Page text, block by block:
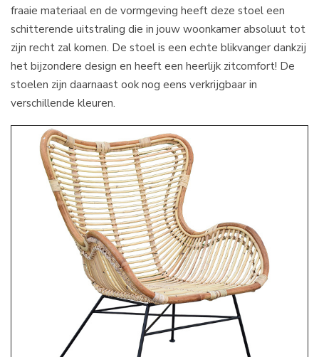
fraaie materiaal en de vormgeving heeft deze stoel een
schitterende uitstraling die in jouw woonkamer absoluut tot
zijn recht zal komen. De stoel is een echte blikvanger dankzij
het bijzondere design en heeft een heerlijk zitcomfort! De
stoelen zijn daarnaast ook nog eens verkrijgbaar in
verschillende kleuren.